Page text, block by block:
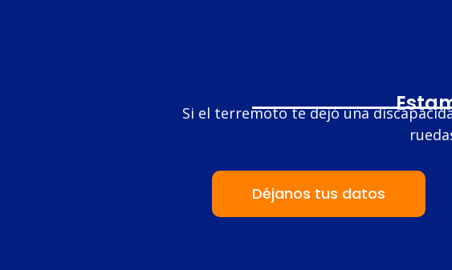
Si el terremoto te dejó una
Déjanos tus datos